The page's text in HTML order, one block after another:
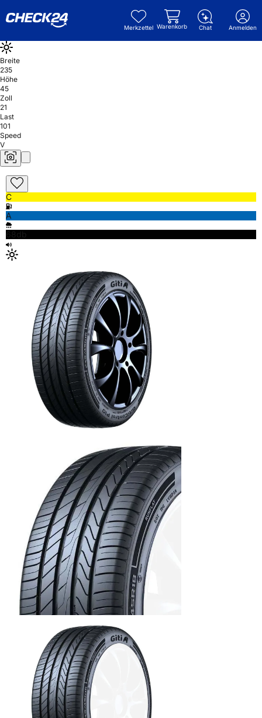
Merkzettel Warenkorb Chat Anmelden
Breite
235
Höhe
45
Zoll
21
Last
101
Speed
V
C
A
68db